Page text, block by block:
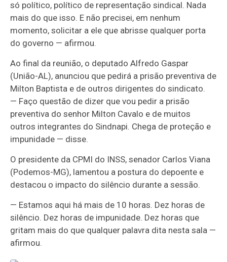
só político, político de representação sindical. Nada
mais do que isso. E não precisei, em nenhum
momento, solicitar a ele que abrisse qualquer porta
do governo — afirmou.
Ao final da reunião, o deputado Alfredo Gaspar
(União-AL), anunciou que pedirá a prisão preventiva de
Milton Baptista e de outros dirigentes do sindicato.
— Faço questão de dizer que vou pedir a prisão
preventiva do senhor Milton Cavalo e de muitos
outros integrantes do Sindnapi. Chega de proteção e
impunidade — disse.
O presidente da CPMI do INSS, senador Carlos Viana
(Podemos-MG), lamentou a postura do depoente e
destacou o impacto do silêncio durante a sessão.
— Estamos aqui há mais de 10 horas. Dez horas de
silêncio. Dez horas de impunidade. Dez horas que
gritam mais do que qualquer palavra dita nesta sala —
afirmou.